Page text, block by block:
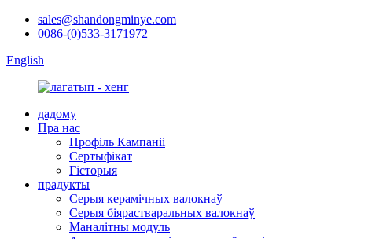
sales@shandongminye.com
0086-(0)533-3171972
English
дадому
Пра нас
Профіль Кампаніі
Сертыфікат
Гісторыя
прадукты
Серыя керамічных валокнаў
Серыя біярастваральных валокнаў
Маналітны модуль